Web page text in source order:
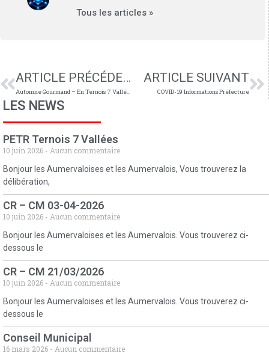
Tous les articles »
ARTICLE PRÉCÉDENT
Automne Gourmand – En Ternois 7 Vallées
ARTICLE SUIVANT
COVID-19 Informations Préfecture
LES NEWS
PETR Ternois 7 Vallées
10 juin 2026
Aucun commentaire
Bonjour les Aumervaloises et les Aumervalois, Vous trouverez la
délibération,
CR – CM 03-04-2026
10 juin 2026
Aucun commentaire
Bonjour les Aumervaloises et les Aumervalois. Vous trouverez ci-
dessous le
CR – CM 21/03/2026
10 juin 2026
Aucun commentaire
Bonjour les Aumervaloises et les Aumervalois. Vous trouverez ci-
dessous le
Conseil Municipal
16 mars 2026
Aucun commentaire